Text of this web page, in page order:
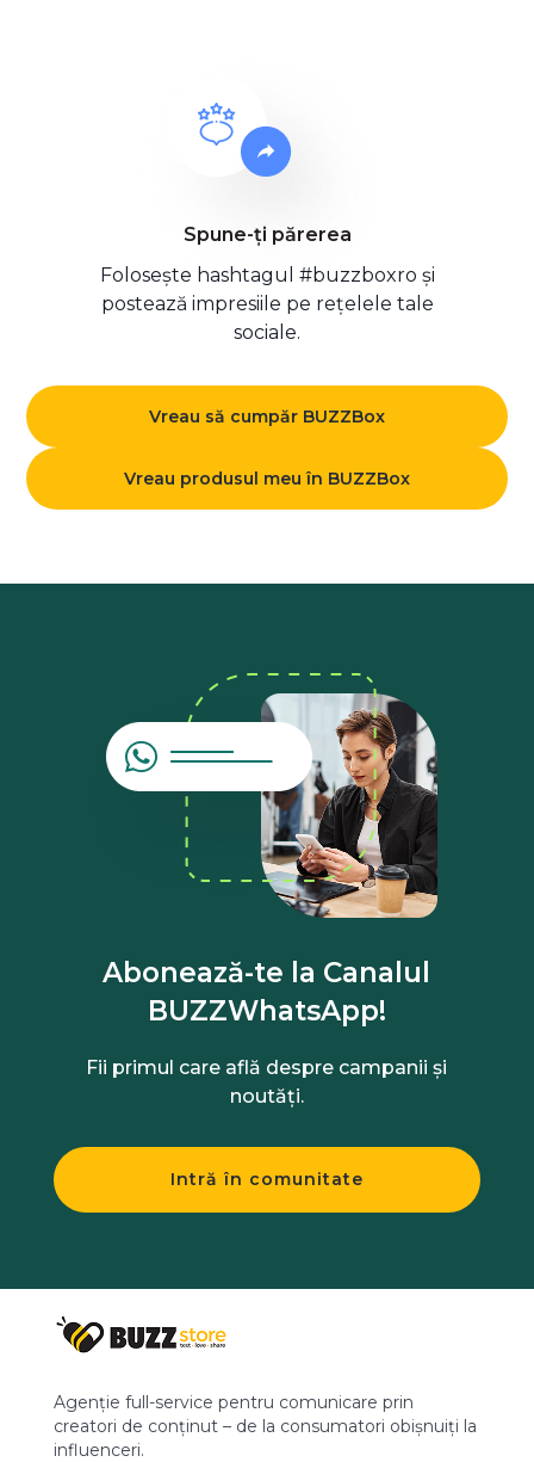
Spune-ți părerea
Folosește hashtagul #buzzboxro și
postează impresiile pe rețelele tale
sociale.
Vreau să cumpăr BUZZBox
Vreau produsul meu în BUZZBox
Abonează-te la Canalul
BUZZWhatsApp!
Fii primul care află despre campanii și
noutăți.
Intră în comunitate
Agenție full-service pentru comunicare prin
creatori de conținut – de la consumatori obișnuiți la
influenceri.